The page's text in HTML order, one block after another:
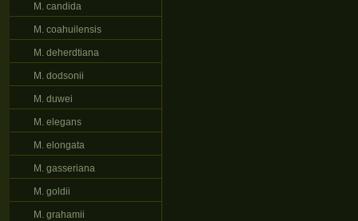
M. candida
M. coahuilensis
M. deherdtiana
M. dodsonii
M. duwei
M. elegans
M. elongata
M. gasseriana
M. goldii
M. grahamii